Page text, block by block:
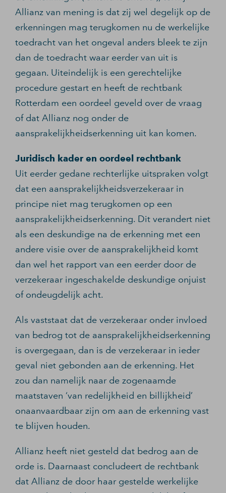
Allianz van mening is dat zij wel degelijk op de
erkenningen mag terugkomen nu de werkelijke
toedracht van het ongeval anders bleek te zijn
dan de toedracht waar eerder van uit is
gegaan. Uiteindelijk is een gerechtelijke
procedure gestart en heeft de rechtbank
Rotterdam een oordeel geveld over de vraag
of dat Allianz nog onder de
aansprakelijkheidserkenning uit kan komen.
Juridisch kader en oordeel rechtbank
Uit eerder gedane rechterlijke uitspraken volgt
dat een aansprakelijkheidsverzekeraar in
principe niet mag terugkomen op een
aansprakelijkheidserkenning. Dit verandert niet
als een deskundige na de erkenning met een
andere visie over de aansprakelijkheid komt
dan wel het rapport van een eerder door de
verzekeraar ingeschakelde deskundige onjuist
of ondeugdelijk acht.
Als vaststaat dat de verzekeraar onder invloed
van bedrog tot de aansprakelijkheidserkenning
is overgegaan, dan is de verzekeraar in ieder
geval niet gebonden aan de erkenning. Het
zou dan namelijk naar de zogenaamde
maatstaven ‘van redelijkheid en billijkheid’
onaanvaardbaar zijn om aan de erkenning vast
te blijven houden.
Allianz heeft niet gesteld dat bedrog aan de
orde is. Daarnaast concludeert de rechtbank
dat Allianz de door haar gestelde werkelijke